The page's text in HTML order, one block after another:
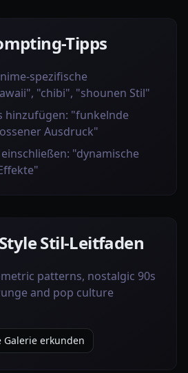
Tipps
spezifische
"chibi", "shounen Stil"
hinzufügen: "funkelnde
Ausdruck"
"dynamische
Stil-Leitfaden
patterns, nostalgic 90s
and pop culture
Galerie erkunden